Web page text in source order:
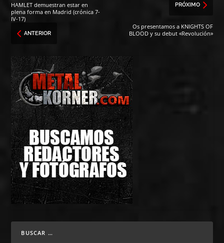
HAMLET demuestran estar en
plena forma en Madrid (crónica 7-
IV-17)
ANTERIOR
PRÓXIMO
Os presentamos a KNIGHTS OF
BLOOD y su debut «Revolución»